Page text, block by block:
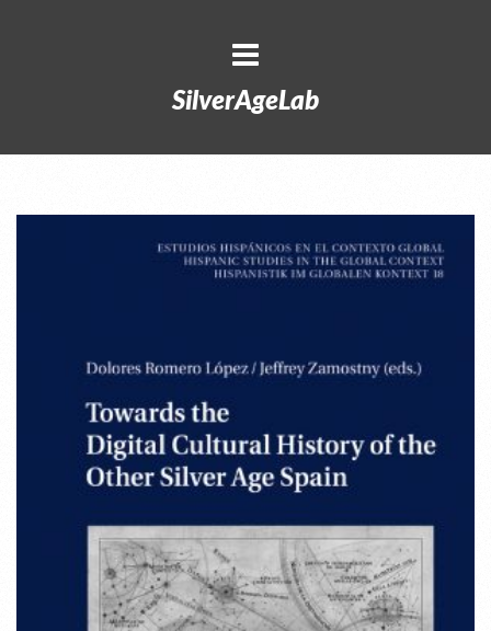
SilverAgeLab